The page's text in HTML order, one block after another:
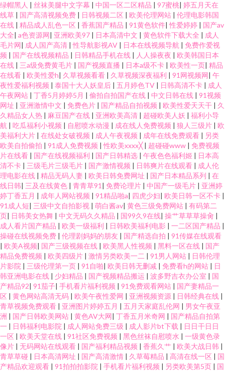
绿帽黑人 | 丝袜美腿中文字幕 | 中国一区二区精品 | 97蜜桃| 婷五月天在
线草 | 国产高清视频免费 | 日韩视频二区 | 欧美伦理网站 | 伦理电影韩国
在线 | 精品成人乱色一区 | 香蕉国产精品 | 91黄色软件|性爱婷婷 | 国产av
大全| a色资源网| 亚洲欧美97 | 日本高清中文 | 黄色软件下载大全 | 成人
毛片网| 成人国产高清 |性导航影视AV | 日本在线视频导航 | 免费作爱视
频 | 国产在线视频精品 | 日韩精品手机在线 | 人人操夜夜 | 欧美韩国日本
在线 | 三a级免费黄毛片 | 国产视频直播 | 日本a级不卡 | 欧美性一页| 精品
在线看 | 欧美性爱h| 久草视频看看 | 久草视频深夜福利 | 91网视频网| 午
夜性爱福利视频 | 泰国十大人妖皇后 | 五月婷色TV | 日韩高清不卡 | 成人
午夜网站 | 丁香5月婷婷5月 | 偷拍自拍国产在线 | 中文日韩在线 | 91视频
网址 | 亚洲激情中文 | 免费色片 | 国产精品自拍视频 | 欧美性爱天天干 | 久
久精品女人热 | 麻豆国产在线 | 亚洲欧美高清 | 超碰欧美人妖 | 福利小导
航 | 吃瓜福利小视频 | 自慰喷水动漫 | 成在线人免费视频 | 狼人三级片 | 欧
美福利大片 | 在线处女破视频 | 成人午夜视频 | 成年在线免费观看 | 另类
欧美自拍偷拍 | 91成人免费视频 |性欧美xxxx╳| 超碰碰www | 免费视频
片在线看 | 国产在线视频福利 | 国产日韩精选 | 午夜色色福利姬 | 日本高
清不卡 | 三级毛片三级毛片 | 国产激情视频 | 日韩爽片在线观看 | 成人伦
理电影在线 | 精品无码人妻 | 欧美日韩免费网址 | 国产日本精品系列 | 在
线日韩| 三及在线黄色 | 青青草91 | 免费论理片 | 中国产一级毛片 | 亚洲婷
婷丁香五月 | 成年人网站视频 | 91精品啪a| 四虎少妇| 欧美日韩一区不卡 |
91成人短| 三级中文自拍影视 | 萌白酱av| 黄色三级免费网站 | 有码第二
页| 日韩美女热舞 | 中文无码久久精品 | 国99久9在线| 操艹草草草操肏 |
成人看片国产精品 | 欧美一级福利 | 日韩欧美福利电影 | 一二区国产精品 |
操碰在线视频免费 | 伦理剧妈妈的朋友 | 国产精选自拍 | 91传媒在线观看
| 欧美A视频| 国产三级视频在线 | 欧美黑人性视频 | 黑料一区在线 | 国产
精品免费视频 | 欧美四级片 | 激情另类欧美一二 | 91男人网站 | 日韩伦理
片影院 | 三级伦理第一页 | 91自啪| 欧美日韩无删减 | 免费看h的网站 | 日
韩亚洲电影在线 | 少妇精品 | 国产视频精品搬运 | 波多野吉衣办公室 | 国
产精品92| 91茄子| 手机看片福利视频 | 91免费观看网站 | 国产妻精品一
区 | 黄色网站高清无码 | 欧美午夜性爱网 | 亚洲视频资源 | 日韩经典在线 |
青草视频免费观看 | 亚洲图片婷婷五月 | 五月天家庭乱伦网 | 男女午夜亚
洲 | 国产日韩欧美网站 | 黄色AV大网| 丁香五月米奇网 | 国产精品自拍第
一 | 日韩福利电影院 | 成人网站免费三级 | 成人影片bt下载 | 日日干日日
一区 | 欧美天堂在线 | 91社区免费视频 | 黑色丝袜自慰喷水 | 一级黄色录
像片 | 无码网站在线观看 | 国产福利精品视频 | 香蕉久艹 | 欧美大战日韩 |
青草草碰 | 日本高清网址 | 国产高清激情 | 久草莓精品 | 高清在线一区 | 国
产精品欢迎观看 | 91拍拍拍影院 | 手机看片福利视频 | 另类欧美第5页 | 国